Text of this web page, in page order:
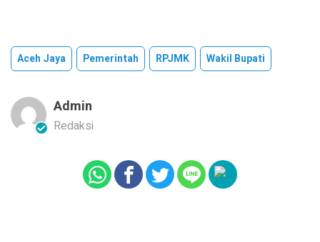
Aceh Jaya Pemerintah RPJMK Wakil Bupati
Admin
Redaksi